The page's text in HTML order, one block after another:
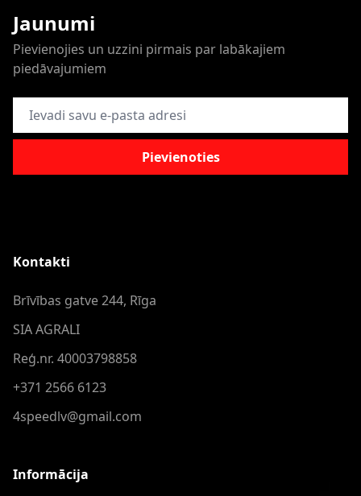
Jaunumi
Pievienojies un uzzini pirmais par labākajiem
piedāvajumiem
E-pasta adrese
Pievienoties
Kontakti
Brīvības gatve 244, Rīga
SIA AGRALI
Reģ.nr. 40003798858
+371 2566 6123
4speedlv@gmail.com
Informācija